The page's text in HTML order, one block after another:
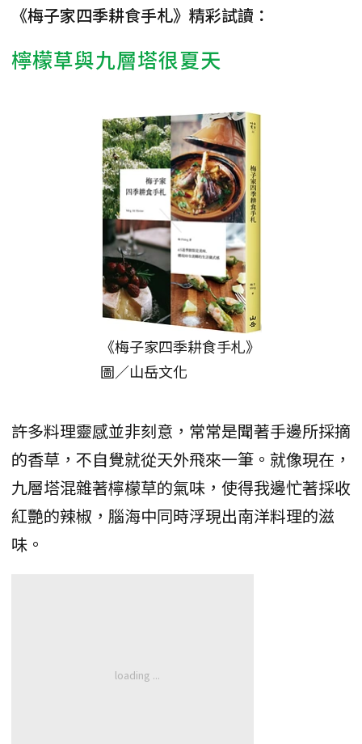
《梅子家四季耕食手札》精彩試讀：
檸檬草與九層塔很夏天
《梅子家四季耕食手札》
圖／山岳文化
許多料理靈感並非刻意，常常是聞著手邊所採摘
的香草，不自覺就從天外飛來一筆。就像現在，
九層塔混雜著檸檬草的氣味，使得我邊忙著採收
紅艷的辣椒，腦海中同時浮現出南洋料理的滋
味。